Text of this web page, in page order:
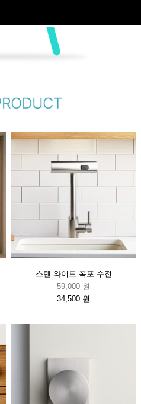
스텐 와이드 폭포 수전
59,000 원
34,500 원